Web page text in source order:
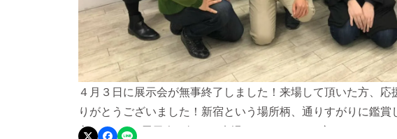
４月３日に展示会が無事終了しました！来場して頂いた方、
りがとうございました！新宿という場所柄、通りすがりに鑑
方、twitterで展示会を知って来場してくださった方など、これ